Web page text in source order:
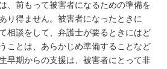
、前もって被害者になるための準備を
り得ません。被害者になったときに
相談をして、弁護士が要るときにはど
ことは、あらかじめ準備することなど
早期からの支援は、被害者にとって非